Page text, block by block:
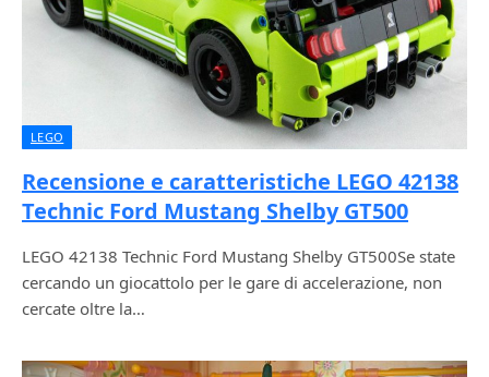
LEGO
Recensione e caratteristiche LEGO 42138
Technic Ford Mustang Shelby GT500
LEGO 42138 Technic Ford Mustang Shelby GT500Se state
cercando un giocattolo per le gare di accelerazione, non
cercate oltre la…